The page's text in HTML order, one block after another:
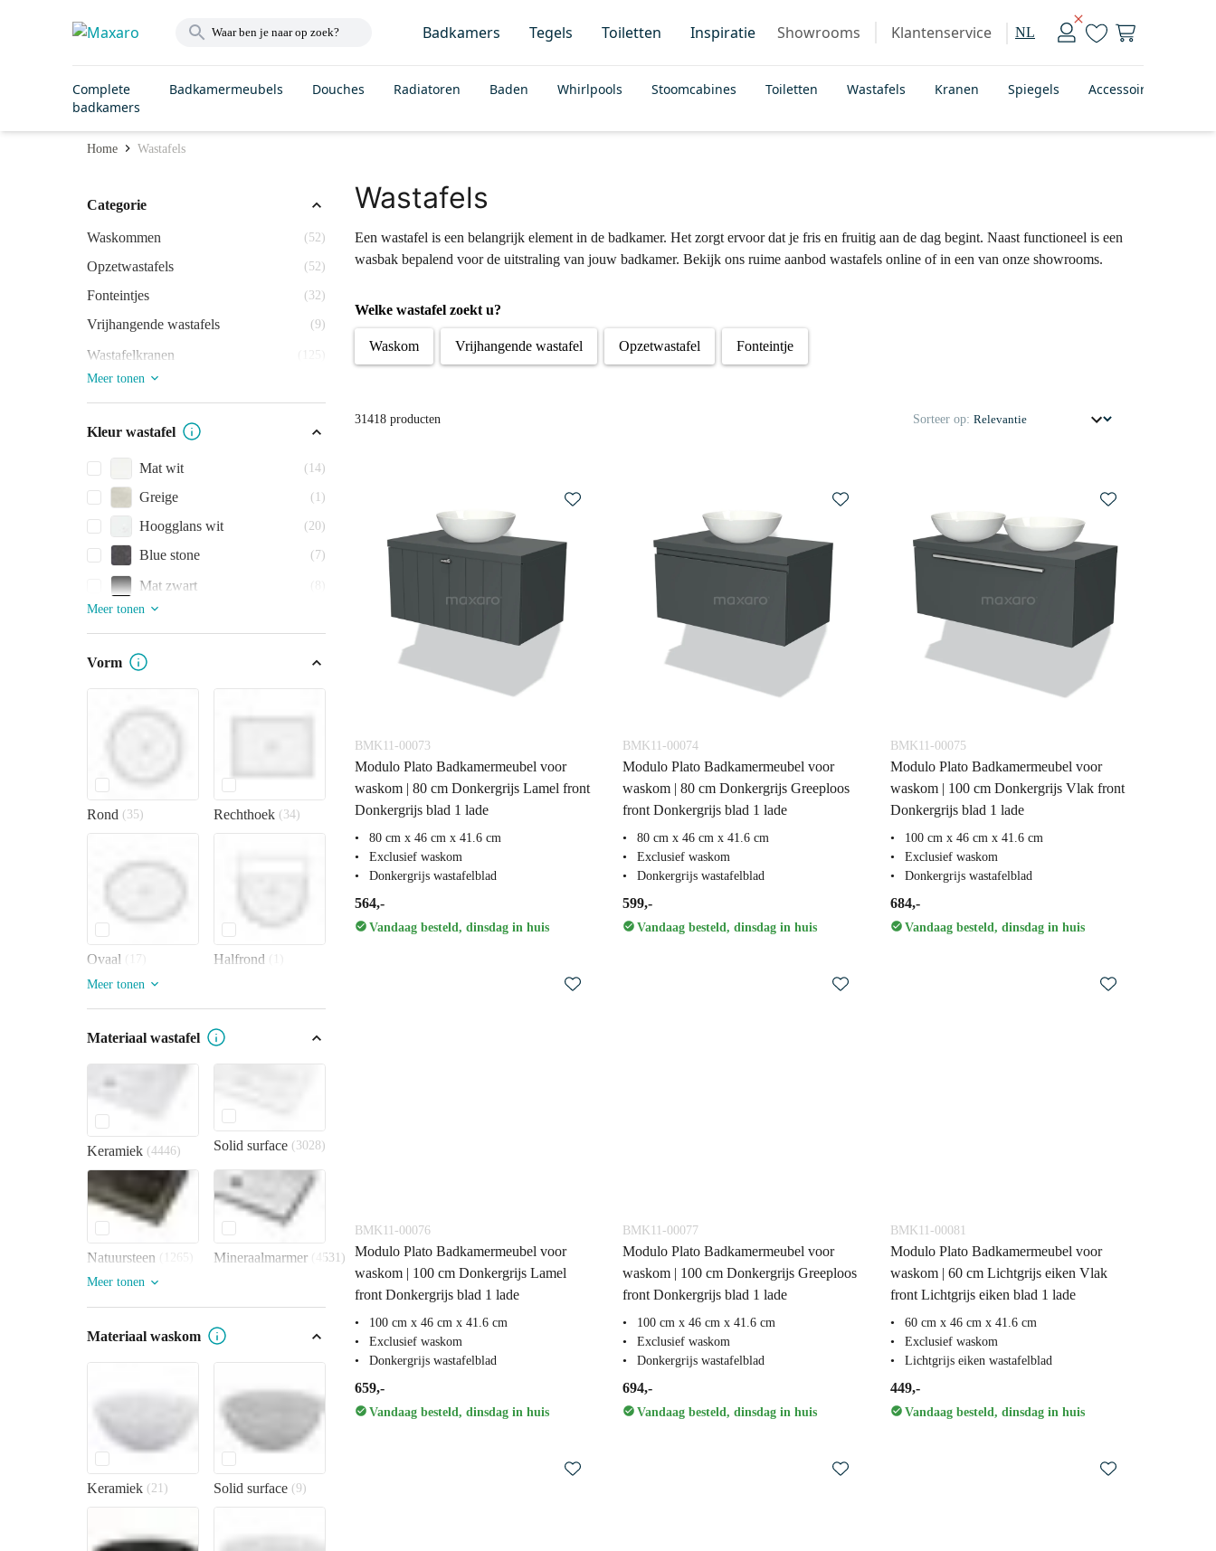
Badkamers Tegels Toiletten Inspiratie Showrooms Klantenservice NL
Complete
badkamers
Badkamermeubels Douches Radiatoren Baden Whirlpools Stoomcabines Toiletten Wastafels Kranen Spiegels Accessoires
Home Wastafels
Categorie
Waskommen (52)
Opzetwastafels (52)
Fonteintjes (32)
Vrijhangende wastafels (9)
Wastafelkranen
(125)
Meer tonen
Kleur wastafel
Mat wit (14)
Greige (1)
Hoogglans wit (20)
Blue stone (7)
Mat zwart
Meer tonen
Vorm
Rond (35) Rechthoek (34)
Ovaal (17) Halfrond
Meer tonen
Materiaal wastafel
Keramiek (4446) Solid surface (3028)
Natuursteen (1265) Mineraalmarmer
(4531)
Meer tonen
Materiaal waskom
Keramiek (21) Solid surface (9)
Wastafels
Een wastafel is een belangrijk element in de badkamer. Het zorgt ervoor dat je fris en fruitig aan de dag begint. Naast functioneel is een
wasbak bepalend voor de uitstraling van jouw badkamer. Bekijk ons ruime aanbod wastafels online of in een van onze showrooms.
Welke wastafel zoekt u?
Waskom Vrijhangende wastafel Opzetwastafel Fonteintje
31418 producten Sorteer op:
BMK11-00073
Modulo Plato Badkamermeubel voor
waskom | 80 cm Donkergrijs Lamel front
Donkergrijs blad 1 lade
80 cm x 46 cm x 41.6 cm
Exclusief waskom
Donkergrijs wastafelblad
564,-
Vandaag besteld, dinsdag in huis
BMK11-00074
Modulo Plato Badkamermeubel voor
waskom | 80 cm Donkergrijs Greeploos
front Donkergrijs blad 1 lade
80 cm x 46 cm x 41.6 cm
Exclusief waskom
Donkergrijs wastafelblad
599,-
Vandaag besteld, dinsdag in huis
BMK11-00075
Modulo Plato Badkamermeubel voor
waskom | 100 cm Donkergrijs Vlak front
Donkergrijs blad 1 lade
100 cm x 46 cm x 41.6 cm
Exclusief waskom
Donkergrijs wastafelblad
684,-
Vandaag besteld, dinsdag in huis
BMK11-00076
Modulo Plato Badkamermeubel voor
waskom | 100 cm Donkergrijs Lamel
front Donkergrijs blad 1 lade
100 cm x 46 cm x 41.6 cm
Exclusief waskom
Donkergrijs wastafelblad
659,-
Vandaag besteld, dinsdag in huis
BMK11-00077
Modulo Plato Badkamermeubel voor
waskom | 100 cm Donkergrijs Greeploos
front Donkergrijs blad 1 lade
100 cm x 46 cm x 41.6 cm
Exclusief waskom
Donkergrijs wastafelblad
694,-
Vandaag besteld, dinsdag in huis
BMK11-00081
Modulo Plato Badkamermeubel voor
waskom | 60 cm Lichtgrijs eiken Vlak
front Lichtgrijs eiken blad 1 lade
60 cm x 46 cm x 41.6 cm
Exclusief waskom
Lichtgrijs eiken wastafelblad
449,-
Vandaag besteld, dinsdag in huis